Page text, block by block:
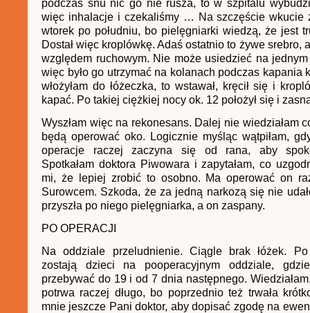
podczas snu nic go nie rusza, to w szpitalu
więc inhalacje i czekaliśmy … Na szczęście wkucie
wtorek po południu, bo pielęgniarki wiedzą, że jest
Dostał więc kroplówkę. Adaś ostatnio to żywe srebro,
względem ruchowym. Nie może usiedzieć na
więc było go utrzymać na kolanach podczas kapania
włożyłam do łóżeczka, to wstawał, kręcił się i
kapać. Po takiej ciężkiej nocy ok. 12 położył się i
Wyszłam więc na rekonesans. Dalej nie wiedziałam
będą operować oko. Logicznie myśląc wątpiłam,
operacje raczej zaczyna się od rana, aby
Spotkałam doktora Piwowara i zapytałam, co
mi, że lepiej zrobić to osobno. Ma operować on
Surowcem. Szkoda, że za jedną narkozą się nie
przyszła po niego pielęgniarka, a on zaspany.
PO OPERACJI
Na oddziale przeludnienie. Ciągle brak łóżek.
zostają dzieci na pooperacyjnym oddziale,
przebywać do 19 i od 7 dnia następnego.
potrwa raczej długo, bo poprzednio też trwała
mnie jeszcze Pani doktor, aby dopisać zgodę na